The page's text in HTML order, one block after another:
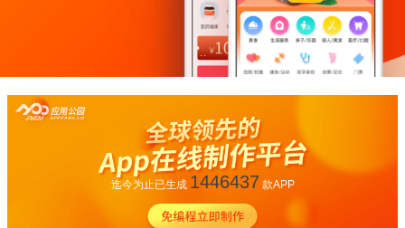
迄今为止已生成 1446437 款APP